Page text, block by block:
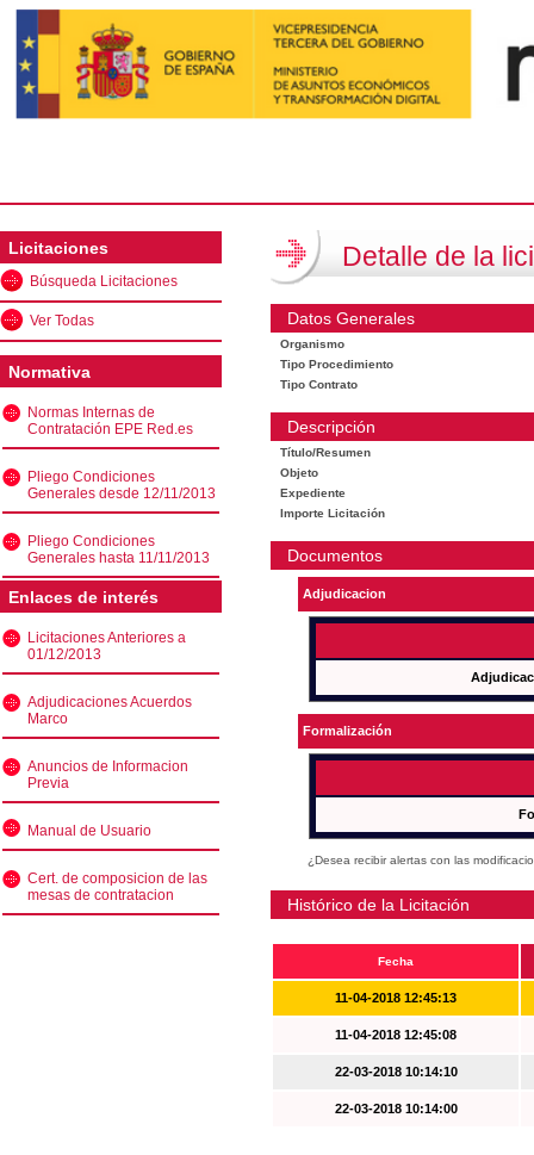
Licitaciones
Búsqueda Licitaciones
Ver Todas
Normativa
Normas Internas de
Contratación EPE Red.es
Pliego Condiciones
Generales desde 12/11/2013
Pliego Condiciones
Generales hasta 11/11/2013
Enlaces de interés
Licitaciones Anteriores a
01/12/2013
Adjudicaciones Acuerdos
Marco
Anuncios de Informacion
Previa
Manual de Usuario
Cert. de composicion de las
mesas de contratacion
Detalle de la
Datos Generales
Organismo
Tipo Procedimiento
Tipo Contrato
Descripción
Título/Resumen
Objeto
Expediente
Importe Licitación
Documentos
Adjudicacion
Formalización
¿Desea recibir alertas con las
Histórico de la Licitación
Fecha
11-04-2018 12:45:13
11-04-2018 12:45:08
22-03-2018 10:14:10
22-03-2018 10:14:00